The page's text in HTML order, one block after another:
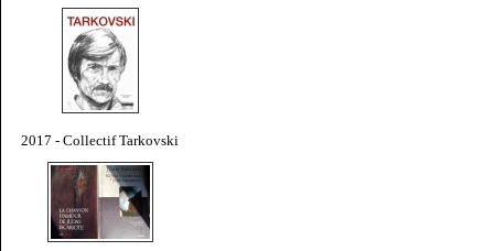
2017 - Collectif Tarkovski